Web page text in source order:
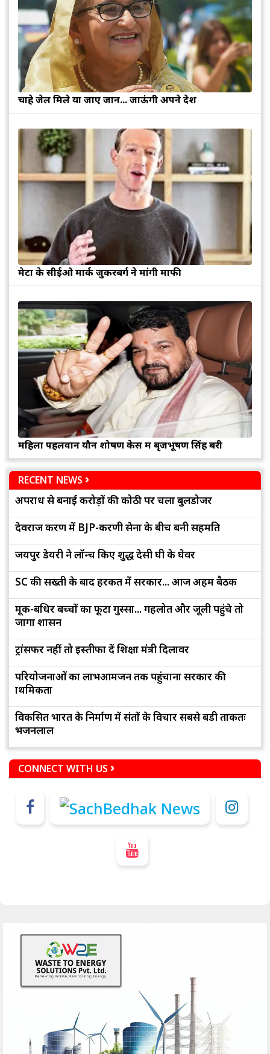
चाहे जेल मिले या जाए जान... जाऊंगी अपने देश
मेटा के सीईओ मार्क जुकरबर्ग ने मांगी माफी
महिला पहलवान यौन शोषण केस में बृजभूषण सिंह बरी
RECENT NEWS
अपराध से बनाई करोड़ों की कोठी पर चला बुलडोजर
देवराज प्रकरण में BJP-करणी सेना के बीच बनी सहमति
जयपुर डेयरी ने लॉन्च किए शुद्ध देसी घी के घेवर
SC की सख्ती के बाद हरकत में सरकार... आज अहम बैठक
मूक-बधिर बच्चों का फूटा गुस्सा... गहलोत और जूली पहुंचे तो
जागा प्रशासन
ट्रांसफर नहीं तो इस्तीफा दें शिक्षा मंत्री दिलावर
परियोजनाओं का लाभआमजन तक पहुंचाना सरकार की
प्राथमिकता
विकसित भारत के निर्माण में संतों के विचार सबसे बडी ताकतः
भजनलाल
CONNECT WITH US